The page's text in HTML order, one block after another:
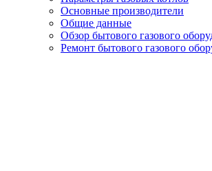
Основные производители
Общие данные
Обзор бытового газового
Ремонт бытового газового